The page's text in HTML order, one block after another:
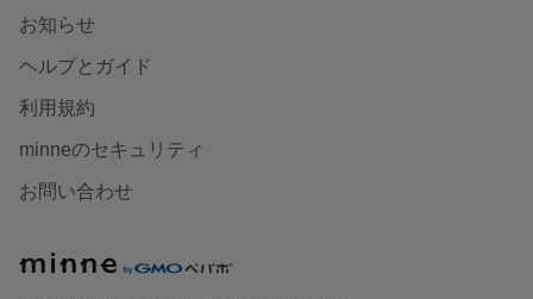
お知らせ
ヘルプとガイド
利用規約
minneのセキュリティ
お問い合わせ